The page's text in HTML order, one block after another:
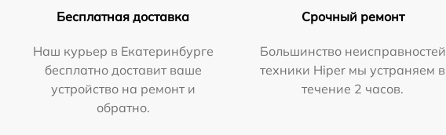
Бесплатная доставка
Наш курьер в Екатеринбурге
бесплатно доставит ваше
устройство на ремонт и
обратно.
Срочный ремонт
Большинство неисправностей
техники Hiper мы устраняем в
течение 2 часов.